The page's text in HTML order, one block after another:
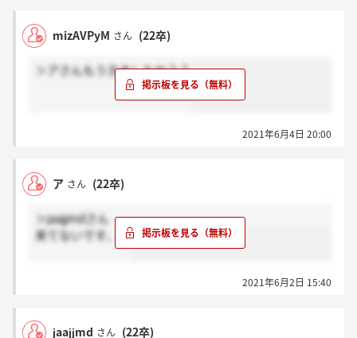
mizAVPyM さん (22卒)
＞アさんもうきましたか？？
2021年6月4日 20:00
ア さん (22卒)
＞jaajjmdさん
来てないです、、
2021年6月2日 15:40
jaajjmd さん (22卒)